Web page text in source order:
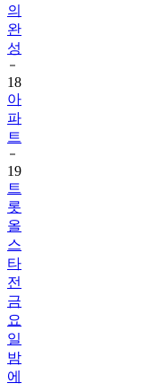
의
완
성
18
아
파
트
19
트
롯
올
스
타
전
금
요
일
밤
에